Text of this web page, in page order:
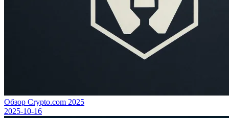
Обзор Crypto.com 2025
2025-10-16